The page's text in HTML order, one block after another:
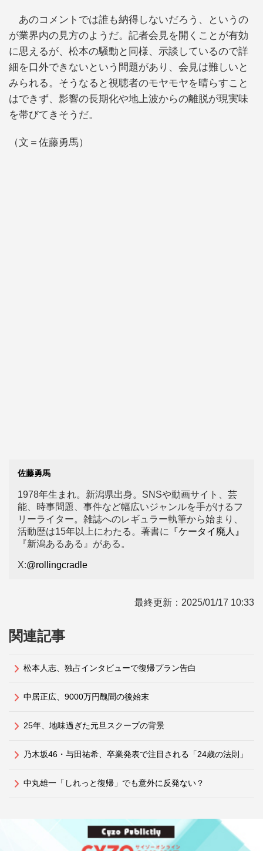
あのコメントでは誰も納得しないだろう、というの
が業界内の見方のようだ。記者会見を開くことが有効
に思えるが、松本の騒動と同様、示談しているので詳
細を口外できないという問題があり、会見は難しいと
みられる。そうなると視聴者のモヤモヤを晴らすこと
はできず、影響の長期化や地上波からの離脱が現実味
を帯びてきそうだ。
（文＝佐藤勇馬）
佐藤勇馬
1978年生まれ。新潟県出身。SNSや動画サイト、芸
能、時事問題、事件など幅広いジャンルを手がけるフ
リーライター。雑誌へのレギュラー執筆から始まり、
活動歴は15年以上にわたる。著書に
『ケータイ廃人』
『新潟あるある』がある。
X:@rollingcradle
最終更新： 2025/01/17 10:33
関連記事
松本人志、独占インタビューで復帰プラン告白
中居正広、9000万円醜聞の後始末
25年、地味過ぎた元旦スクープの背景
乃木坂46・与田祐希、卒業発表で注目される「24歳の法則」
中丸雄一「しれっと復帰」でも意外に反発ない？